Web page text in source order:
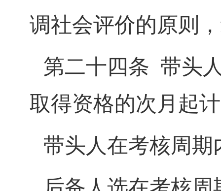
调社会评价的原则
第二十四条 带头
取得资格的次月起
带头人在考核周